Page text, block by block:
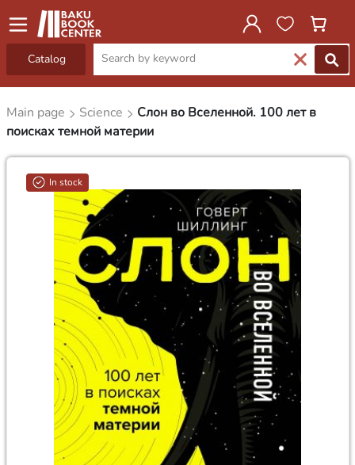
Catalog
Main page Science
Слон во Вселенной. 100 лет в
поисках темной материи
In stock